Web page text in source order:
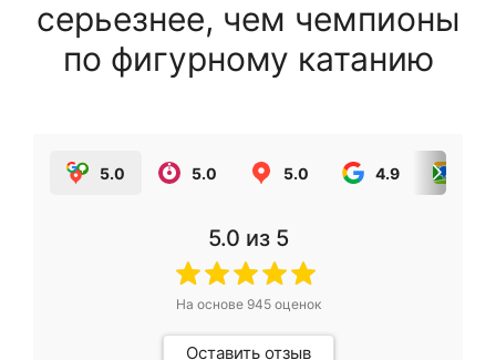
серьезнее, чем чемпионы
по фигурному катанию
5.0 5.0 5.0 4.9
5.0 из 5
На основе 945оценок
Оставить отзыв